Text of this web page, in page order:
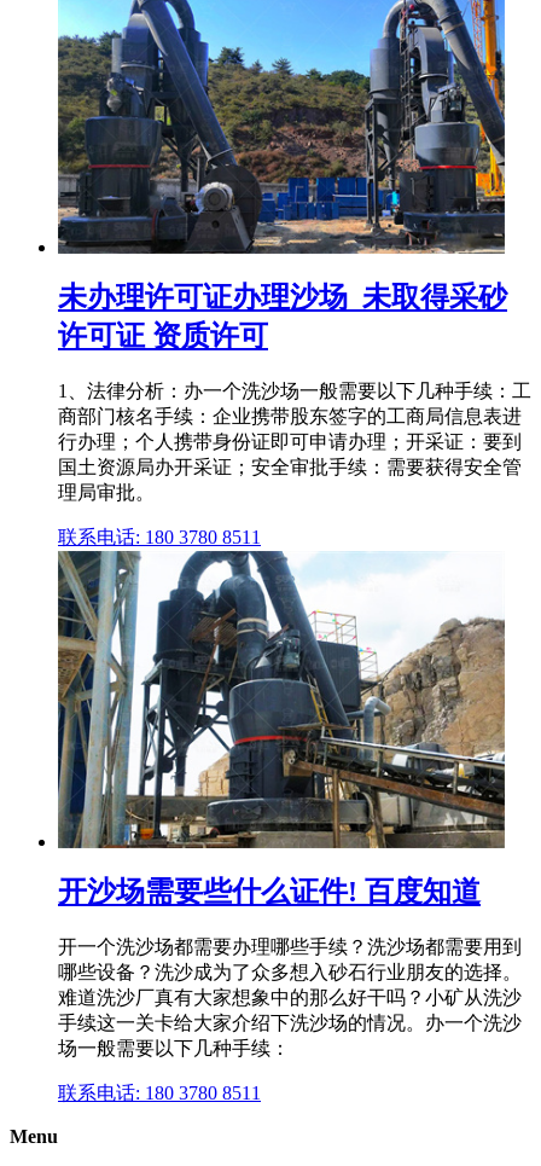
未办理许可证办理沙场_未取得采砂
许可证 资质许可
1、法律分析：办一个洗沙场一般需要以下几种手续：工
商部门核名手续：企业携带股东签字的工商局信息表进
行办理；个人携带身份证即可申请办理；开采证：要到
国土资源局办开采证；安全审批手续：需要获得安全管
理局审批。
联系电话: 180 3780 8511
开沙场需要些什么证件! 百度知道
开一个洗沙场都需要办理哪些手续？洗沙场都需要用到
哪些设备？洗沙成为了众多想入砂石行业朋友的选择。
难道洗沙厂真有大家想象中的那么好干吗？小矿从洗沙
手续这一关卡给大家介绍下洗沙场的情况。办一个洗沙
场一般需要以下几种手续：
联系电话: 180 3780 8511
Menu